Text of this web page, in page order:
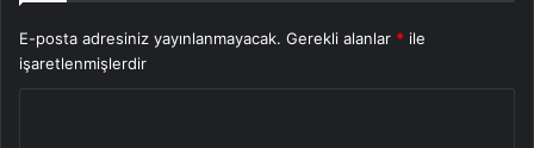
E-posta adresiniz yayınlanmayacak. Gerekli alanlar * ile
işaretlenmişlerdir